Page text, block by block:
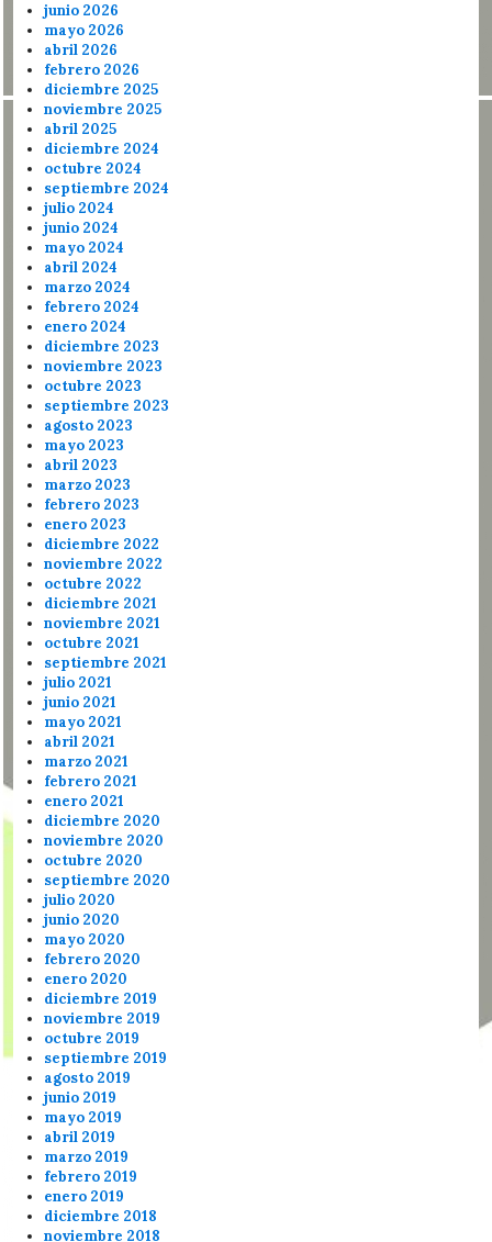
junio 2026
mayo 2026
abril 2026
febrero 2026
diciembre 2025
noviembre 2025
abril 2025
diciembre 2024
octubre 2024
septiembre 2024
julio 2024
junio 2024
mayo 2024
abril 2024
marzo 2024
febrero 2024
enero 2024
diciembre 2023
noviembre 2023
octubre 2023
septiembre 2023
agosto 2023
mayo 2023
abril 2023
marzo 2023
febrero 2023
enero 2023
diciembre 2022
noviembre 2022
octubre 2022
diciembre 2021
noviembre 2021
octubre 2021
septiembre 2021
julio 2021
junio 2021
mayo 2021
abril 2021
marzo 2021
febrero 2021
enero 2021
diciembre 2020
noviembre 2020
octubre 2020
septiembre 2020
julio 2020
junio 2020
mayo 2020
febrero 2020
enero 2020
diciembre 2019
noviembre 2019
octubre 2019
septiembre 2019
agosto 2019
junio 2019
mayo 2019
abril 2019
marzo 2019
febrero 2019
enero 2019
diciembre 2018
noviembre 2018